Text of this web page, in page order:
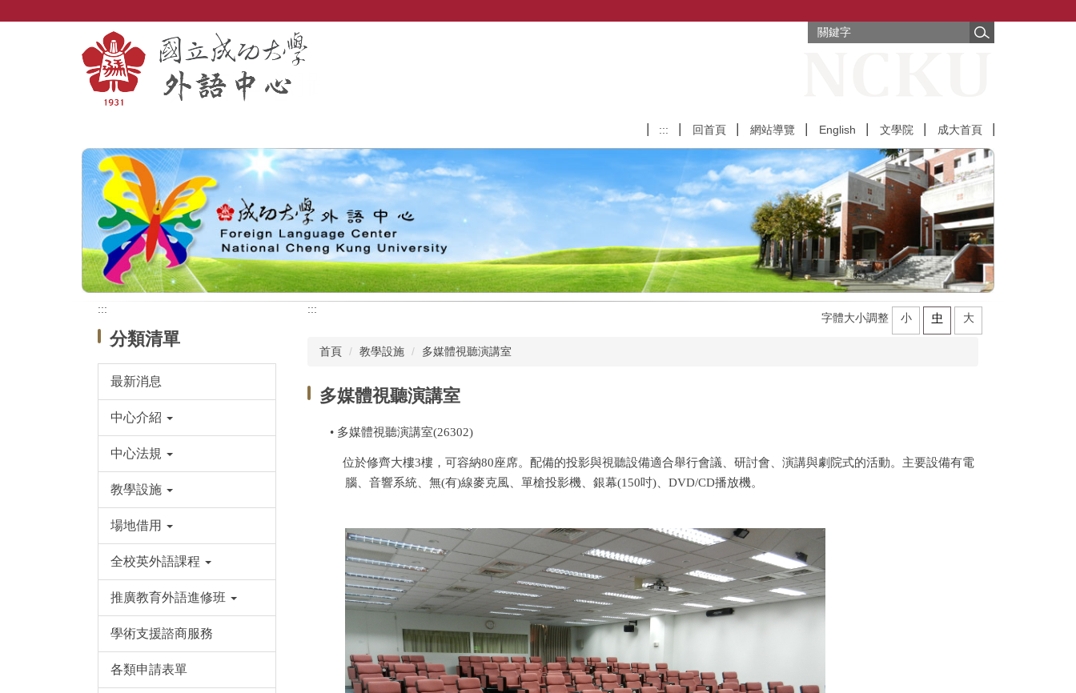
:::
回首頁 網站導覽 English 文學院 成大首頁
:::
分類清單
最新消息
中心介紹
中心法規
教學設施
場地借用
全校英外語課程
推廣教育外語進修班
學術支援諮商服務
各類申請表單
:::
首頁 教學設施 多媒體視聽演講室
多媒體視聽演講室
字體大小調整 小 中 大
• 多媒體視聽演講室(26302)
位於修齊大樓3樓 ，可容納80座席。配備的投影與視聽設備適合舉行會議、研討會、演講與劇院式的活動。主要設備有電
腦、音響系統、無(有)線麥克風、單槍投影機、銀幕(150吋)、DVD/CD播放機。